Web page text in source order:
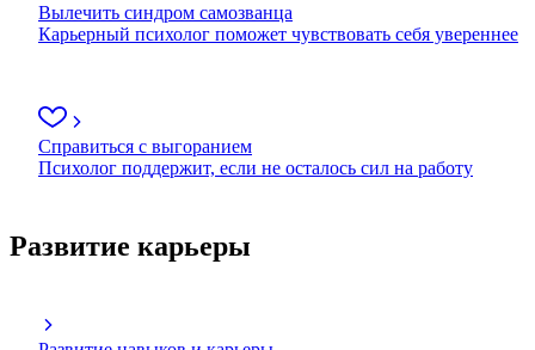
Вылечить синдром самозванца
Карьерный психолог поможет чувствовать себя увереннее
Справиться с выгоранием
Психолог поддержит, если не осталось сил на работу
Развитие карьеры